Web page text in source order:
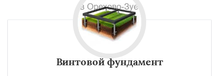
Винтовой фундамент